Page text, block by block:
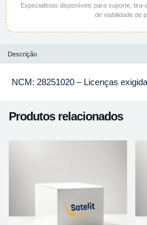
Especialistas disponíveis para suporte,
de viabilidade de
Descrição
NCM: 28251020 – Licenças
Produtos relacionados